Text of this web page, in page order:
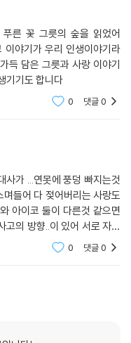
른 꽃 그릇의 숲을 읽었어
야기가 우리 인생이야기라
득 담은 그릇과 사랑 이야기
기기도 합니다
0 댓글0
사가 ...연못에 풍덩 빠지는것
들어 다 젖어버리는 사랑도
아이코 둘이 다른것 같으면
고의 방향..이 있어 서로 자석
연스레 두근거리고 마음이
0 댓글0